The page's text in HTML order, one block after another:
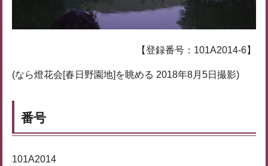
【登録番号：101A2014-6】
(なら燈花会[春日野園地]を眺める 2018年8月5日撮影)
番号
101A2014